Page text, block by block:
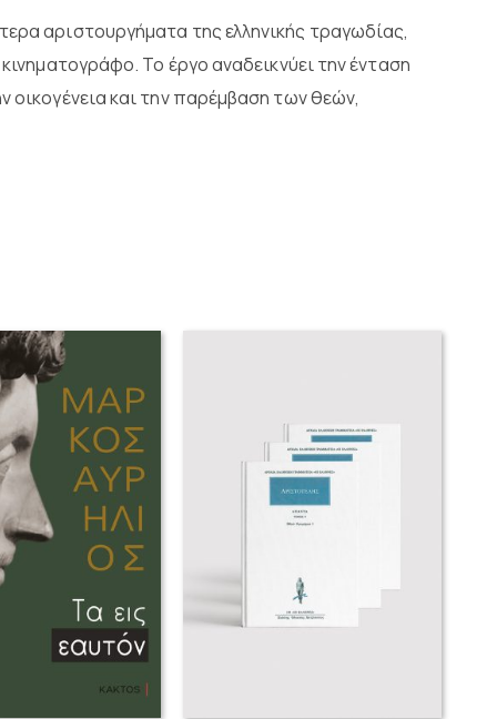
αριστουργήματα της ελληνικής τραγωδίας,
Το έργο αναδεικνύει την ένταση
οικογένεια και την παρέμβαση των θεών,